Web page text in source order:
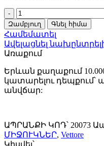
Միջուկ
փականի
VETTORE
ZN
M70
Z
NI
(35*35)
(Նիկել)
20073
Զամբյուղ Գնել հիմա
Համեմատել
Ավելացնել
Առաքում
Երևան քաղաքում
կատարելու դեպքում՝
անվճար:
ԱՊՐԱՆՔԻ ԿՈԴ՝ 20073
ՄԻՋՈՒԿՆԵՐ, Vettore
Կիսվել՝